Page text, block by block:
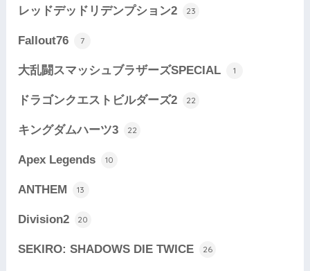
レッドデッドリデンプション2 23
Fallout76 7
大乱闘スマッシュブラザーズSPECIAL 1
ドラゴンクエストビルダーズ2 22
キングダムハーツ3 22
Apex Legends 10
ANTHEM 13
Division2 20
SEKIRO: SHADOWS DIE TWICE 26